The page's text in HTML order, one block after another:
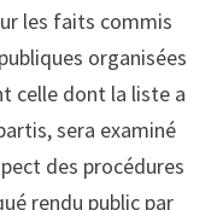
les faits commis
organisées
celle dont la liste a
sera examiné
des procédures
rendu public par